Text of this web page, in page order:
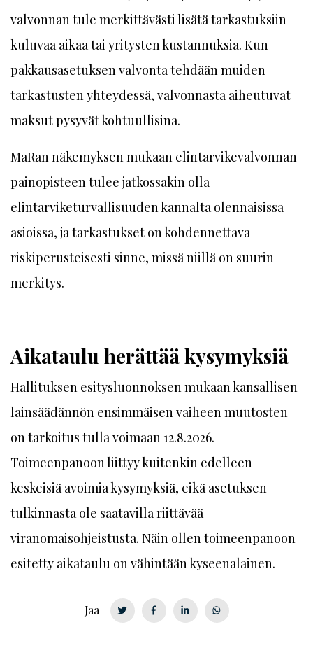
valvonnan tule merkittävästi lisätä tarkastuksiin
kuluvaa aikaa tai yritysten kustannuksia. Kun
pakkausasetuksen valvonta tehdään muiden
tarkastusten yhteydessä, valvonnasta aiheutuvat
maksut pysyvät kohtuullisina.
MaRan näkemyksen mukaan elintarvikevalvonnan
painopisteen tulee jatkossakin olla
elintarviketurvallisuuden kannalta olennaisissa
asioissa, ja tarkastukset on kohdennettava
riskiperusteisesti sinne, missä niillä on suurin
merkitys.
Aikataulu herättää kysymyksiä
Hallituksen esitysluonnoksen mukaan kansallisen
lainsäädännön ensimmäisen vaiheen muutosten
on tarkoitus tulla voimaan 12.8.2026.
Toimeenpanoon liittyy kuitenkin edelleen
keskeisiä avoimia kysymyksiä, eikä asetuksen
tulkinnasta ole saatavilla riittävää
viranomaisohjeistusta. Näin ollen toimeenpanoon
esitetty aikataulu on vähintään kyseenalainen.
Jaa